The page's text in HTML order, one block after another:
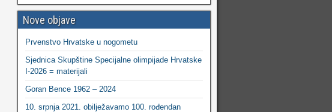
Nove objave
Prvenstvo Hrvatske u nogometu
Sjednica Skupštine Specijalne olimpijade Hrvatske
I-2026 = materijali
Goran Bence 1962 – 2024
10. srpnja 2021. obilježavamo 100. rođendan